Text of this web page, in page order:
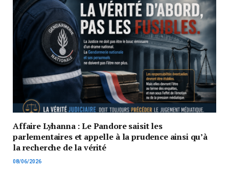
Affaire Lyhanna : Le Pandore saisit les
parlementaires et appelle à la prudence ainsi qu’à
la recherche de la vérité
08/06/2026